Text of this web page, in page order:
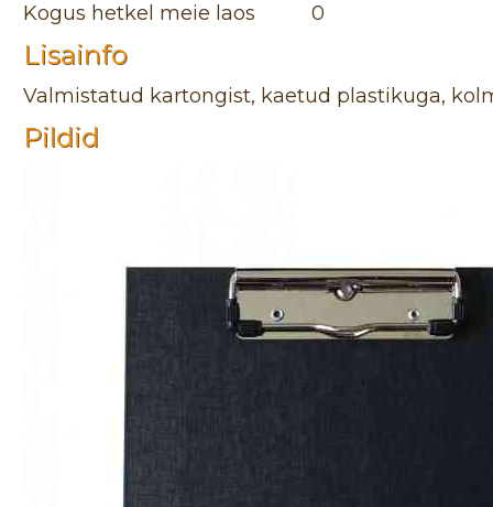
Kogus hetkel meie laos
0
Lisainfo
Valmistatud kartongist, kaetud plastikuga,
Pildid